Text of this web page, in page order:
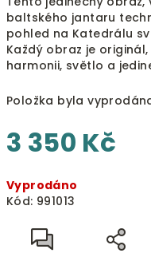
baltského jantaru
pohled na Katedrálu
Každý obraz je
harmonii, světlo a
Položka byla
3 350 Kč
cena:
Vyprodáno
Kód: 991013